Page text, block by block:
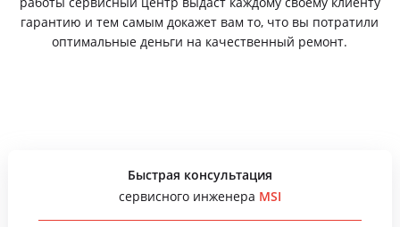
гарантию и тем самым докажет вам то, что вы потратили
оптимальные деньги на качественный ремонт.
Быстрая консультация
сервисного инженера MSI